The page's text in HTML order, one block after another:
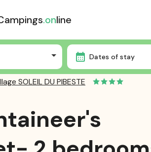
.online
Dates of stay
Camping écovillage SOLEIL DU PIBESTE
SOLEIL DU PIBESTE